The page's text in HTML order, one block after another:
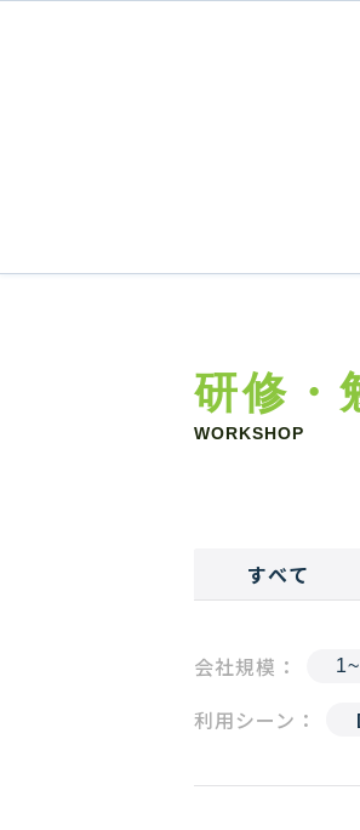
研修・
WORKSHOP
すべて
会社規模：
利用シーン：